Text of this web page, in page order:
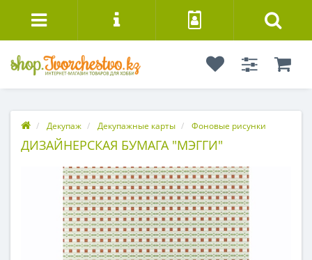
Декупаж Декупажные карты Фоновые рисунки
ДИЗАЙНЕРСКАЯ БУМАГА "МЭГГИ"